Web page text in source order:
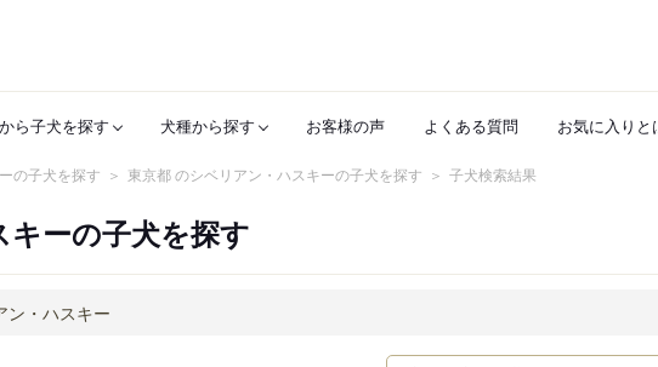
ら子犬を探す 犬種から探す お客様の声 よくある質問 お気に入りと
の子犬を探す 東京都 のシベリアン・ハスキーの子犬を探す 子犬検索結果
ーの子犬を探す